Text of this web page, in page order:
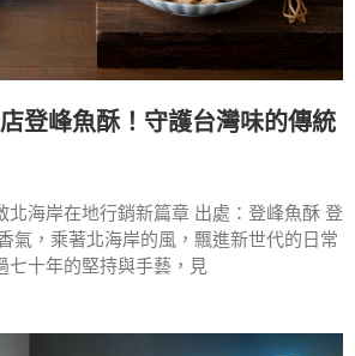
登峰魚酥！守護台灣味的傳統
北海岸在地行銷新篇章 出處：登峰魚酥 登
氣，乘著北海岸的風，飄進新世代的日常
七十年的堅持與手藝，見